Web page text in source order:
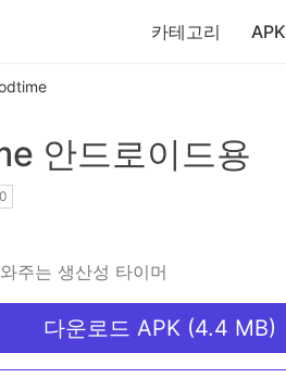
카테고리
안드로이드용
주는 생산성 타이머
다운로드 APK (4.4 MB)